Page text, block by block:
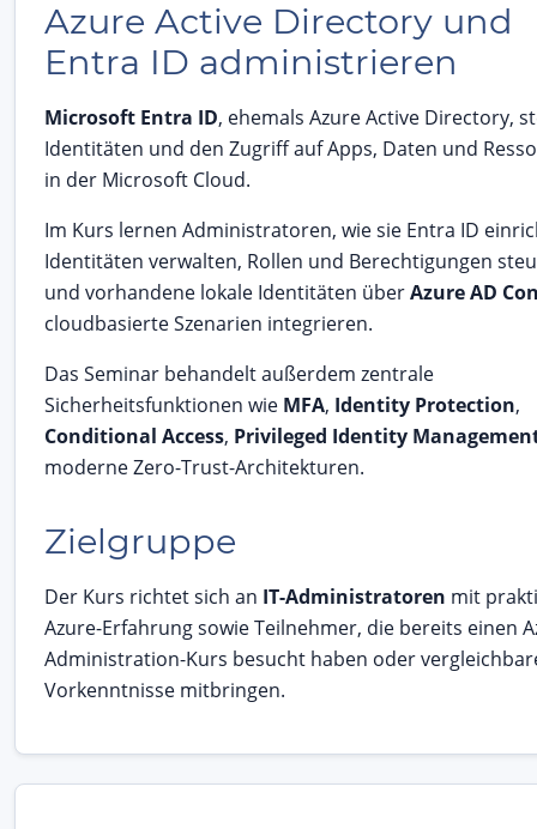
Azure Active Directory und
Entra ID administrieren
Microsoft Entra ID, ehemals Azure Active Directory,
Identitäten und den Zugriff auf Apps, Daten und
in der Microsoft Cloud.
Im Kurs lernen Administratoren, wie sie Entra ID
Identitäten verwalten, Rollen und Berechtigungen
und vorhandene lokale Identitäten überAzure AD
cloudbasierte Szenarien integrieren.
Das Seminar behandelt außerdem zentrale
Sicherheitsfunktionen wie MFA, Identity Protection,
Conditional Access, Privileged Identity
moderne Zero-Trust-Architekturen.
Zielgruppe
Der Kurs richtet sich an IT-Administratoren mit
Azure-Erfahrung sowie Teilnehmer, die bereits einen
Administration-Kurs besucht haben oder
Vorkenntnisse mitbringen.